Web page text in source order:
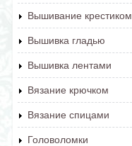
Вышивание крестиком
Вышивка гладью
Вышивка лентами
Вязание крючком
Вязание спицами
Головоломки